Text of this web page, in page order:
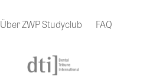
Über ZWP Studyclub FAQ